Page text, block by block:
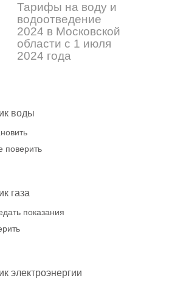
Тарифы на воду и
водоотведение
2024 в Московской
области с 1 июля
2024 года
воды
поверить
газа
показания
электроэнергии